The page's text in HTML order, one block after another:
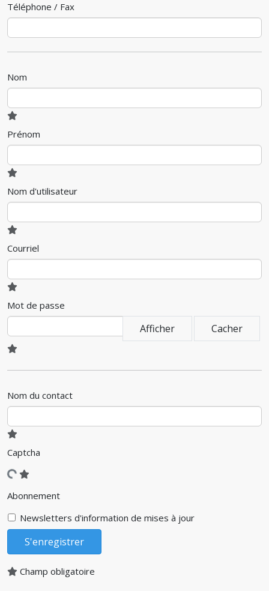
Téléphone / Fax
Nom
Prénom
Nom d'utilisateur
Courriel
Mot de passe
Afficher Cacher
Nom du contact
Captcha
Abonnement
Newsletters d'information de mises à jour
S'enregistrer
Champ obligatoire